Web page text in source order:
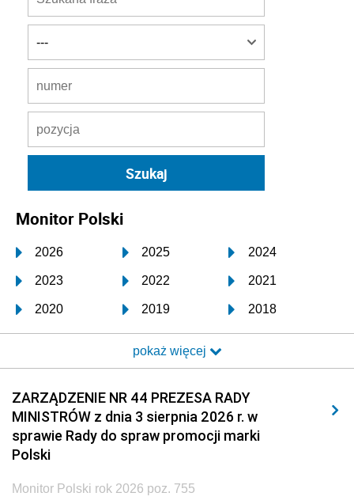
Monitor Polski
2026 2025 2024
2023 2022 2021
2020 2019 2018
2017 2016 2015
2014 2013 2012
2011 2010 2009
2008 2007 2006
2005
pokaż więcej
ZARZĄDZENIE NR 44 PREZESA RADY
MINISTRÓW z dnia 3 sierpnia 2026 r. w
sprawie Rady do spraw promocji marki
Polski
Monitor Polski rok 2026 poz. 755